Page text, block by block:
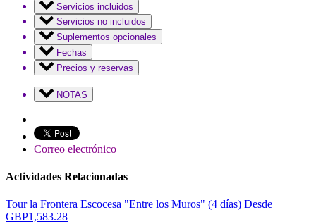
Servicios incluidos
Servicios no incluidos
Suplementos opcionales
Fechas
Precios y reservas
NOTAS
Correo electrónico
Actividades Relacionadas
Tour la Frontera Escocesa "Entre los Muros" (4 días) Desde
GBP1,583.28